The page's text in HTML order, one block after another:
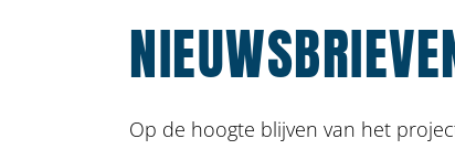
Op de hoogte blijven van het